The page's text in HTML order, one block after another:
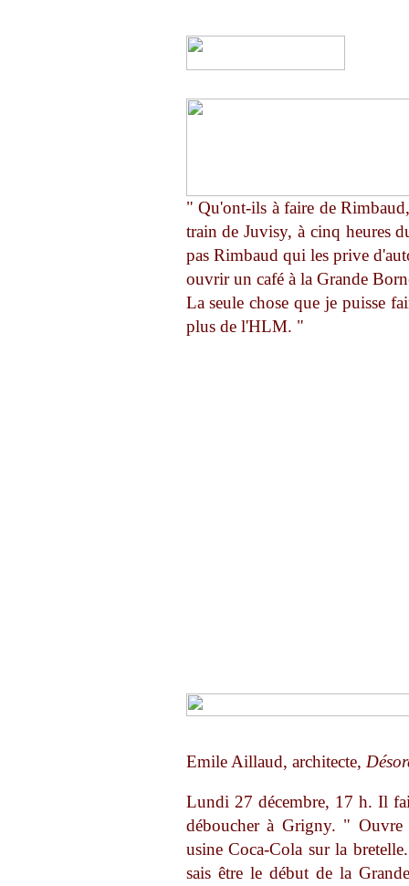
" Qu'ont-ils à faire de
train de Juvisy, à cinq heures
pas Rimbaud qui les prive
ouvrir un café à la Grande
La seule chose que je puisse
plus de l'HLM. "
Emile Aillaud, architecte,
Lundi 27 décembre, 17 h. Il
déboucher à Grigny. "
usine Coca-Cola sur la
sais être le début de la